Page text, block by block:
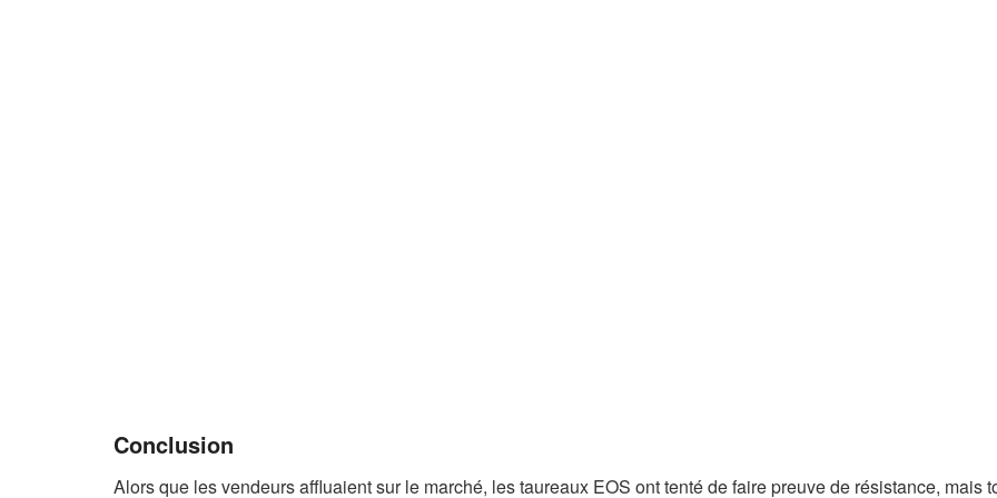
Conclusion
Alors que les vendeurs affluaient sur le marché, les taureaux EOS ont tenté de faire preuve de résistance, mais